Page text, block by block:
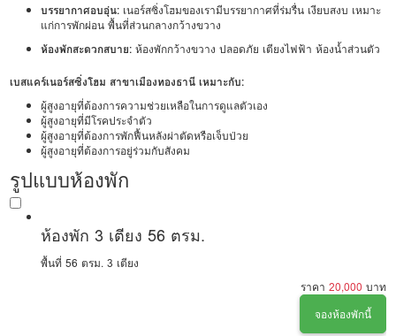
บรรยากาศอบอุ่น: เนอร์สซิ่งโฮมของเรามีบรรยากาศที่ร่มรื่น เงียบสงบ เหมาะ
แก่การพักผ่อน พื้นที่ส่วนกลางกว้างขวาง
ห้องพักสะดวกสบาย: ห้องพักกว้างขวาง ปลอดภัย เตียงไฟฟ้า ห้องน้ำส่วนตัว
เบสแคร์เนอร์สซิ่งโฮม สาขาเมืองทองธานี เหมาะกับ:
ผู้สูงอายุที่ต้องการความช่วยเหลือในการดูแลตัวเอง
ผู้สูงอายุที่มีโรคประจำตัว
ผู้สูงอายุที่ต้องการพักฟื้นหลังผ่าตัดหรือเจ็บป่วย
ผู้สูงอายุที่ต้องการอยู่ร่วมกับสังคม
รูปแบบห้องพัก
ห้องพัก 3 เตียง 56 ตรม.
พื้นที่ 56 ตรม. 3 เตียง
ราคา 20,000 บาท
จองห้องพักนี้